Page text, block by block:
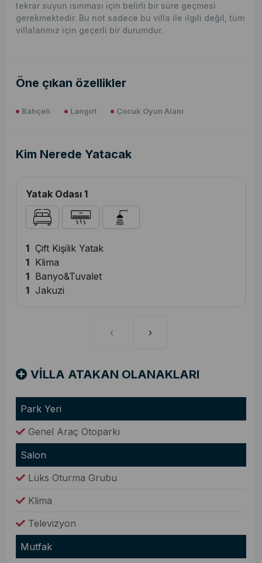
tekrar suyun ısınması için belirli bir süre geçmesi
gerekmektedir. Bu not sadece bu villa ile ilgili değil, tüm
villalarımız için geçerli bir durumdur.
Öne çıkan özellikler
Bahçeli Langırt Çocuk Oyun Alanı
Kim Nerede Yatacak
Yatak Odası 1
1 Çift Kişilik Yatak
1 Klima
1 Banyo&Tuvalet
1 Jakuzi
‹ ›
VİLLA ATAKAN OLANAKLARI
Park Yeri
Genel Araç Otoparkı
Salon
Lüks Oturma Grubu
Klima
Televizyon
Mutfak